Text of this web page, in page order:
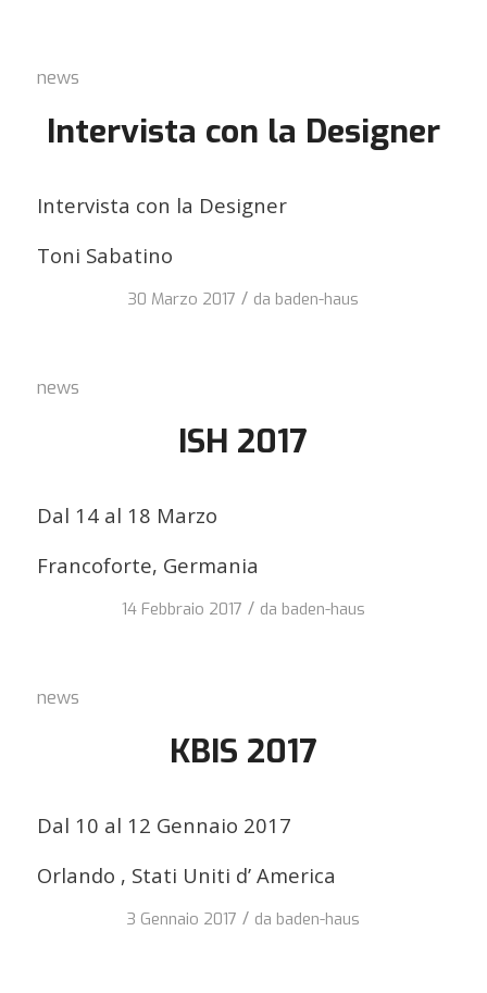
news
Intervista con la Designer
Intervista con la Designer
Toni Sabatino
30 Marzo 2017 / da baden-haus
news
ISH 2017
Dal 14 al 18 Marzo
Francoforte, Germania
14 Febbraio 2017 / da baden-haus
news
KBIS 2017
Dal 10 al 12 Gennaio 2017
Orlando , Stati Uniti d’ America
3 Gennaio 2017 / da baden-haus